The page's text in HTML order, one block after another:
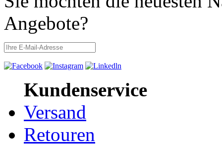
Angebote?
Kundenservice
Versand
Retouren